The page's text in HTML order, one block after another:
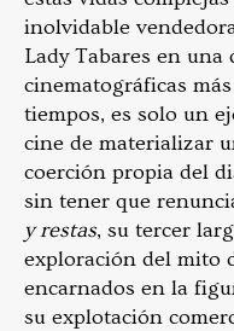
inolvidable
Lady Tabares en
cinematográficas
tiempos, es solo un
cine de materializar
coerción propia del
sin tener que
y restas, su tercer
exploración del mito
encarnados en la
su explotación